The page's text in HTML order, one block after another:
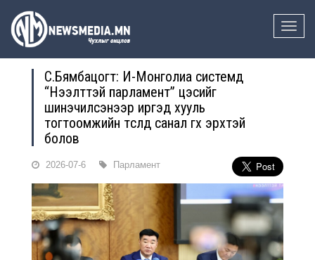
Toggle
С.Бямбацогт: И-Монголиа системд
“Нээлттэй парламент” цэсийг
шинэчилсэнээр иргэд хууль
тогтоомжийн төсөлд санал өгөх эрхтэй
болов
2026-07-6 Парламент